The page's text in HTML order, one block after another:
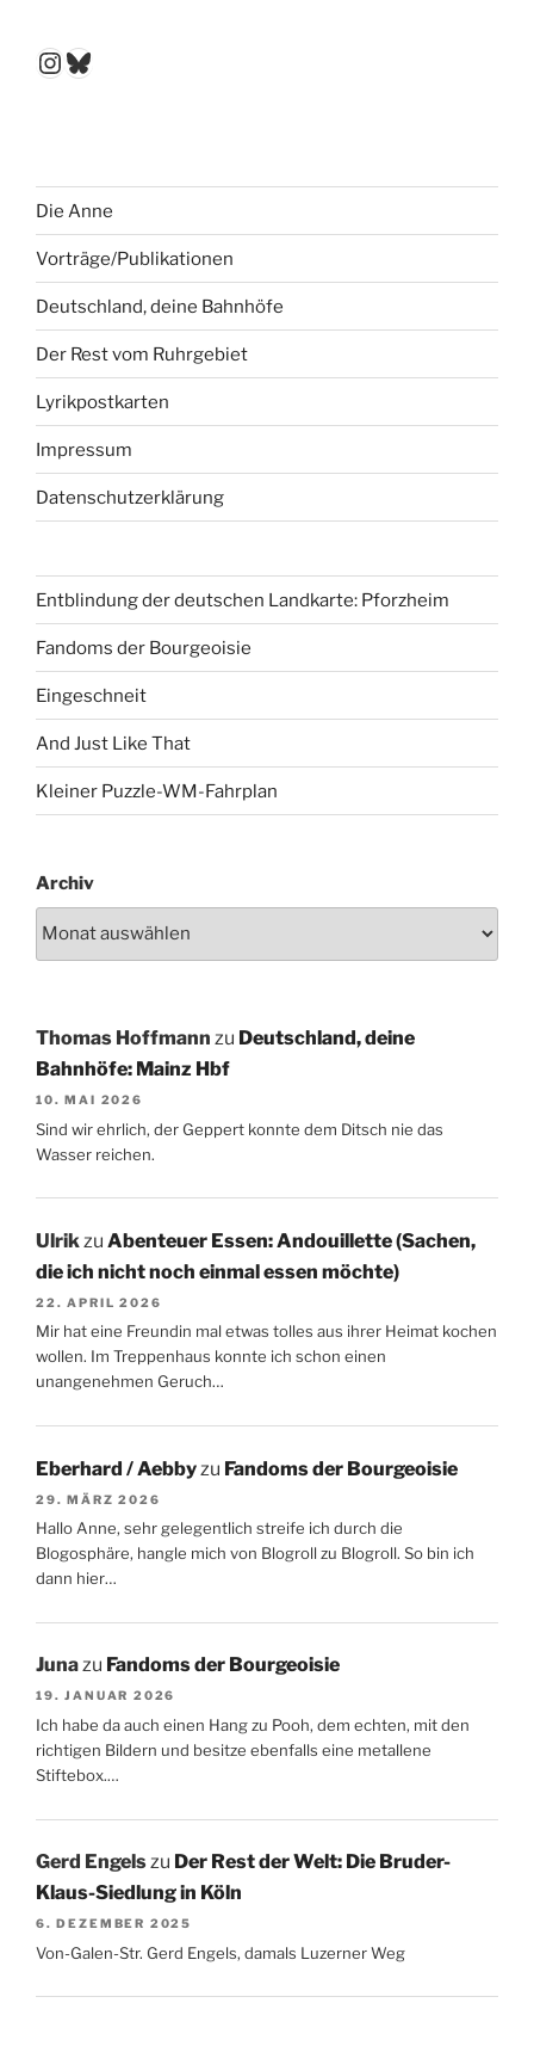
Instagram
Bluesky
Die Anne
Vorträge/Publikationen
Deutschland, deine Bahnhöfe
Der Rest vom Ruhrgebiet
Lyrikpostkarten
Impressum
Datenschutzerklärung
Entblindung der deutschen Landkarte: Pforzheim
Fandoms der Bourgeoisie
Eingeschneit
And Just Like That
Kleiner Puzzle-WM-Fahrplan
Archiv
Thomas Hoffmann zu Deutschland, deine
Bahnhöfe: Mainz Hbf
10. MAI 2026
Sind wir ehrlich, der Geppert konnte dem Ditsch nie das
Wasser reichen.
Ulrikzu Abenteuer Essen: Andouillette (Sachen,
die ich nicht noch einmal essen möchte)
22. APRIL 2026
Mir hat eine Freundin mal etwas tolles aus ihrer Heimat kochen
wollen. Im Treppenhaus konnte ich schon einen
unangenehmen Geruch…
Eberhard / Aebby zu Fandoms der Bourgeoisie
29. MÄRZ 2026
Hallo Anne, sehr gelegentlich streife ich durch die
Blogosphäre, hangle mich von Blogroll zu Blogroll. So bin ich
dann hier…
Junazu Fandoms der Bourgeoisie
19. JANUAR 2026
Ich habe da auch einen Hang zu Pooh, dem echten, mit den
richtigen Bildern und besitze ebenfalls eine metallene
Stiftebox.…
Gerd Engelszu Der Rest der Welt: Die Bruder-
Klaus-Siedlung in Köln
6. DEZEMBER 2025
Von-Galen-Str. Gerd Engels, damals Luzerner Weg